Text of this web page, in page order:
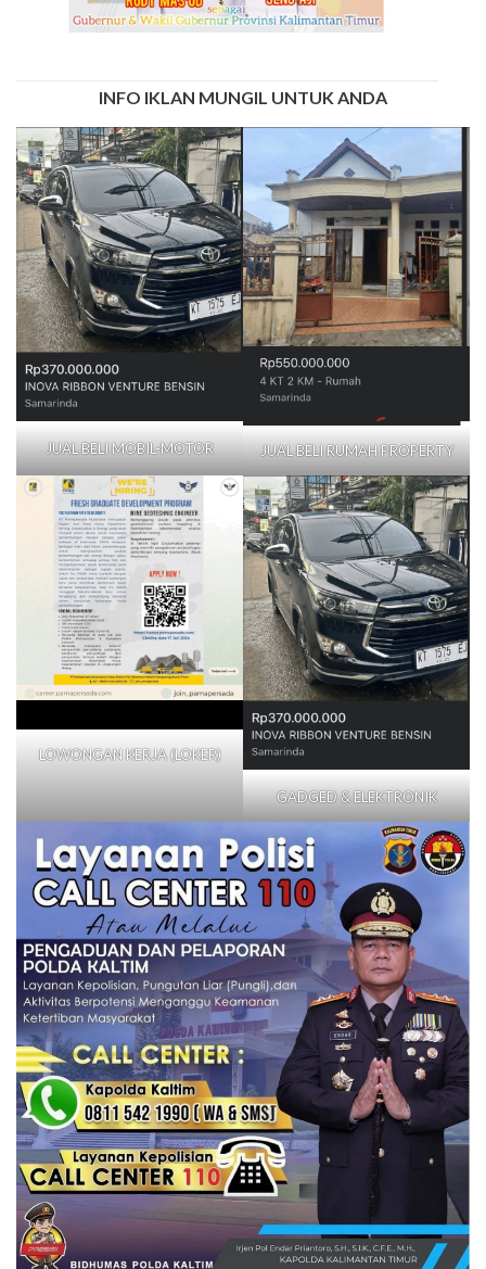
INFO IKLAN MUNGIL UNTUK ANDA
JUAL BELI MOBIL-MOTOR JUAL BELI RUMAH PROPERTY
LOWONGAN KERJA (LOKER)
GADGED & ELEKTRONIK